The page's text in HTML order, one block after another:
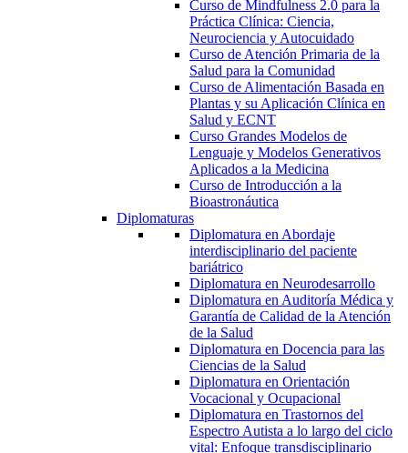
Curso de Mindfulness 2.0 para la
Práctica Clínica: Ciencia,
Neurociencia y Autocuidado
Curso de Atención Primaria de la
Salud para la Comunidad
Curso de Alimentación Basada en
Plantas y su Aplicación Clínica en
Salud y ECNT
Curso Grandes Modelos de
Lenguaje y Modelos Generativos
Aplicados a la Medicina
Curso de Introducción a la
Bioastronáutica
Diplomaturas
Diplomatura en Abordaje
interdisciplinario del paciente
bariátrico
Diplomatura en Neurodesarrollo
Diplomatura en Auditoría Médica y
Garantía de Calidad de la Atención
de la Salud
Diplomatura en Docencia para las
Ciencias de la Salud
Diplomatura en Orientación
Vocacional y Ocupacional
Diplomatura en Trastornos del
Espectro Autista a lo largo del ciclo
vital: Enfoque transdisciplinario